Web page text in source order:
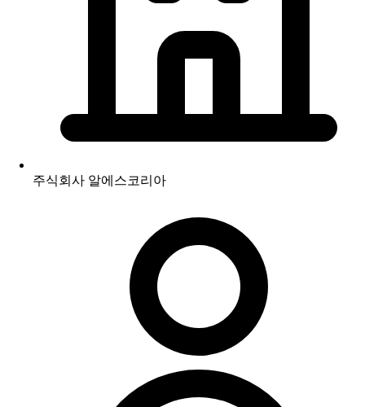
주식회사 알에스코리아